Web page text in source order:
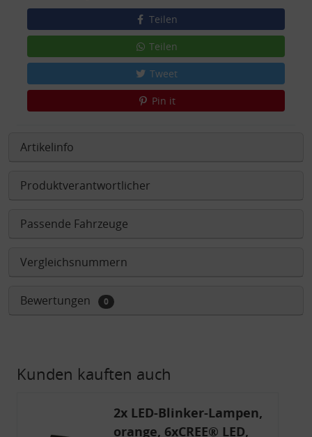
Teilen
Teilen
Tweet
Pin it
Artikelinfo
Produktverantwortlicher
Passende Fahrzeuge
Vergleichsnummern
Bewertungen 0
Kunden kauften auch
2x LED-Blinker-Lampen,
orange, 6xCREE® LED,